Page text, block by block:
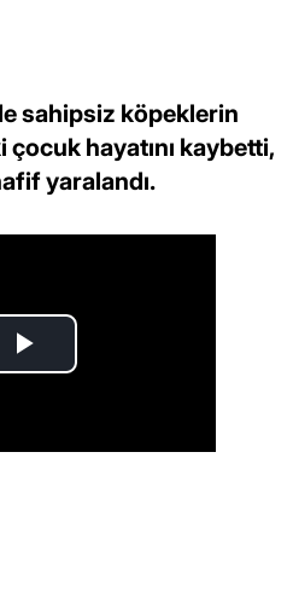
sahipsiz köpeklerin
çocuk hayatını kaybetti,
yaralandı.